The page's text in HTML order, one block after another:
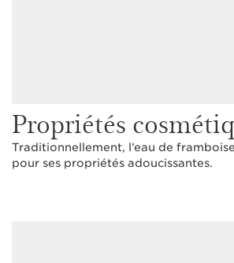
Propriétés
Traditionnellement, l’eau de
pour ses propriétés adoucissantes.